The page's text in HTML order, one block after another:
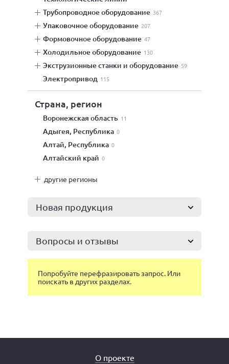
трубопроводное оборудование 367
упаковочное оборудование 207
формовочное оборудование 47
холодильное оборудование 130
экструзионные станки и оборудование 59
электропривод 115
Страна, регион
Воронежская область 11
Адыгея, Республика 0
Алтай, Республика 0
Алтайский край 0
другие регионы
Новая продукция
Вопросы и отзывы
Попробуйте перефразировать запрос. Или
поискать в других разделах.
О проекте